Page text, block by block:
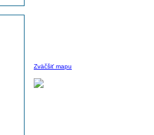
Zväčšiť mapu